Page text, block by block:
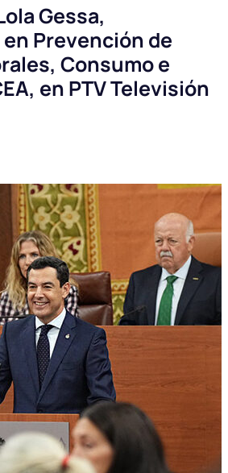
Gessa,
Prevención de
Consumo e
en PTV Televisión